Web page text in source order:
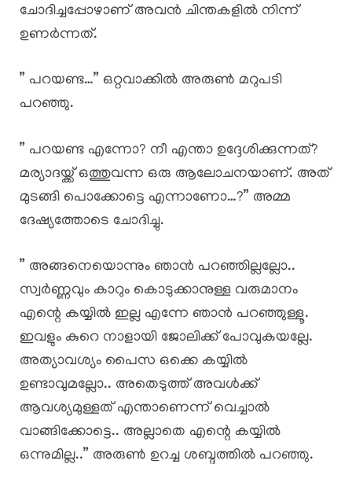
ചോദിച്ചപ്പോഴാണ് അവൻ ചിന്തകളിൽ നിന്ന്
ഉണർന്നത്.
” പറയണ്ട…” ഒറ്റവാക്കിൽ അരുൺ മറുപടി
പറഞ്ഞു.
” പറയണ്ട എന്നോ? നീ എന്താ ഉദ്ദേശിക്കുന്നത്?
മര്യാദയ്ക്ക് ഒത്തുവന്ന ഒരു ആലോചനയാണ്. അത്
മുടങ്ങി പൊക്കോട്ടെ എന്നാണോ…?” അമ്മ
ദേഷ്യത്തോടെ ചോദിച്ചു.
” അങ്ങനെയൊന്നും ഞാൻ പറഞ്ഞില്ലല്ലോ..
സ്വർണ്ണവും കാറും കൊടുക്കാനുള്ള വരുമാനം
എന്റെ കയ്യിൽ ഇല്ല എന്നേ ഞാൻ പറഞ്ഞുള്ളൂ.
ഇവളും കുറെ നാളായി ജോലിക്ക് പോവുകയല്ലേ.
അത്യാവശ്യം പൈസ ഒക്കെ കയ്യിൽ
ഉണ്ടാവുമല്ലോ.. അതെടുത്ത് അവൾക്ക്
ആവശ്യമുള്ളത് എന്താണെന്ന് വെച്ചാൽ
വാങ്ങിക്കോട്ടെ.. അല്ലാതെ എന്റെ കയ്യിൽ
ഒന്നുമില്ല..” അരുൺ ഉറച്ച ശബ്ദത്തിൽ പറഞ്ഞു.